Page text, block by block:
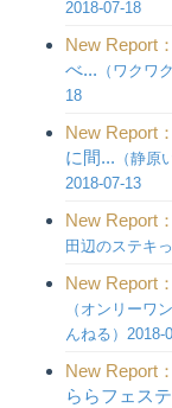
2018-07-18
New Report：
べ... （ワクワ
18
New Report：
に間... （静原
2018-07-13
New Report：
田辺のステキ
New Report：
（オンリーワ
んねる）2018-
New Report：
ららフェス